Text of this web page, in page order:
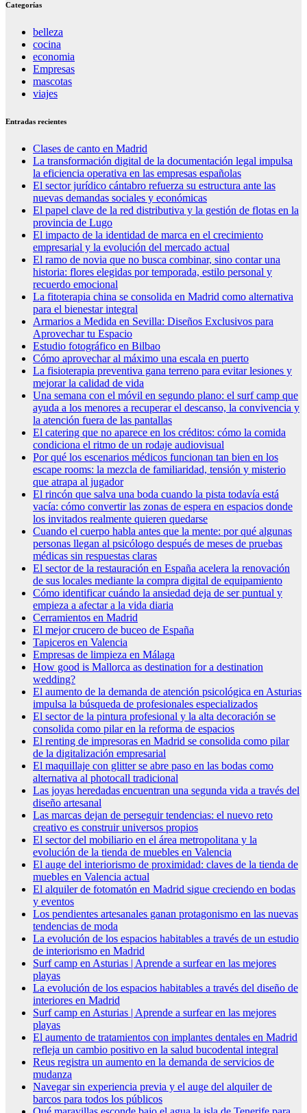
Categorías
belleza
cocina
economia
Empresas
mascotas
viajes
Entradas recientes
Clases de canto en Madrid
La transformación digital de la documentación legal impulsa
la eficiencia operativa en las empresas españolas
El sector jurídico cántabro refuerza su estructura ante las
nuevas demandas sociales y económicas
El papel clave de la red distributiva y la gestión de flotas en la
provincia de Lugo
El impacto de la identidad de marca en el crecimiento
empresarial y la evolución del mercado actual
El ramo de novia que no busca combinar, sino contar una
historia: flores elegidas por temporada, estilo personal y
recuerdo emocional
La fitoterapia china se consolida en Madrid como alternativa
para el bienestar integral
Armarios a Medida en Sevilla: Diseños Exclusivos para
Aprovechar tu Espacio
Estudio fotográfico en Bilbao
Cómo aprovechar al máximo una escala en puerto
La fisioterapia preventiva gana terreno para evitar lesiones y
mejorar la calidad de vida
Una semana con el móvil en segundo plano: el surf camp que
ayuda a los menores a recuperar el descanso, la convivencia y
la atención fuera de las pantallas
El catering que no aparece en los créditos: cómo la comida
condiciona el ritmo de un rodaje audiovisual
Por qué los escenarios médicos funcionan tan bien en los
escape rooms: la mezcla de familiaridad, tensión y misterio
que atrapa al jugador
El rincón que salva una boda cuando la pista todavía está
vacía: cómo convertir las zonas de espera en espacios donde
los invitados realmente quieren quedarse
Cuando el cuerpo habla antes que la mente: por qué algunas
personas llegan al psicólogo después de meses de pruebas
médicas sin respuestas claras
El sector de la restauración en España acelera la renovación
de sus locales mediante la compra digital de equipamiento
Cómo identificar cuándo la ansiedad deja de ser puntual y
empieza a afectar a la vida diaria
Cerramientos en Madrid
El mejor crucero de buceo de España
Tapiceros en Valencia
Empresas de limpieza en Málaga
How good is Mallorca as destination for a destination
wedding?
El aumento de la demanda de atención psicológica en Asturias
impulsa la búsqueda de profesionales especializados
El sector de la pintura profesional y la alta decoración se
consolida como pilar en la reforma de espacios
El renting de impresoras en Madrid se consolida como pilar
de la digitalización empresarial
El maquillaje con glitter se abre paso en las bodas como
alternativa al photocall tradicional
Las joyas heredadas encuentran una segunda vida a través del
diseño artesanal
Las marcas dejan de perseguir tendencias: el nuevo reto
creativo es construir universos propios
El sector del mobiliario en el área metropolitana y la
evolución de la tienda de muebles en Valencia
El auge del interiorismo de proximidad: claves de la tienda de
muebles en Valencia actual
El alquiler de fotomatón en Madrid sigue creciendo en bodas
y eventos
Los pendientes artesanales ganan protagonismo en las nuevas
tendencias de moda
La evolución de los espacios habitables a través de un estudio
de interiorismo en Madrid
Surf camp en Asturias | Aprende a surfear en las mejores
playas
La evolución de los espacios habitables a través del diseño de
interiores en Madrid
Surf camp en Asturias | Aprende a surfear en las mejores
playas
El aumento de tratamientos con implantes dentales en Madrid
refleja un cambio positivo en la salud bucodental integral
Reus registra un aumento en la demanda de servicios de
mudanza
Navegar sin experiencia previa y el auge del alquiler de
barcos para todos los públicos